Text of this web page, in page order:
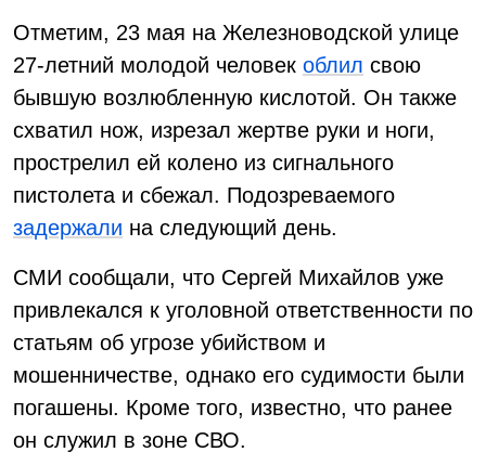
Отметим, 23 мая на Железноводской улице
27-летний молодой человек облил свою
бывшую возлюбленную кислотой. Он также
схватил нож, изрезал жертве руки и ноги,
прострелил ей колено из сигнального
пистолета и сбежал. Подозреваемого
задержали на следующий день.
СМИ сообщали, что Сергей Михайлов уже
привлекался к уголовной ответственности по
статьям об угрозе убийством и
мошенничестве, однако его судимости были
погашены. Кроме того, известно, что ранее
он служил в зоне СВО.